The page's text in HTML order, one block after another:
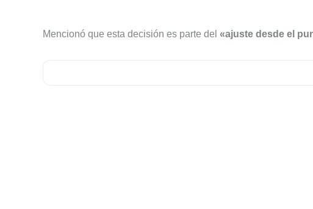
Mencionó que esta decisión es parte del «ajuste desde el